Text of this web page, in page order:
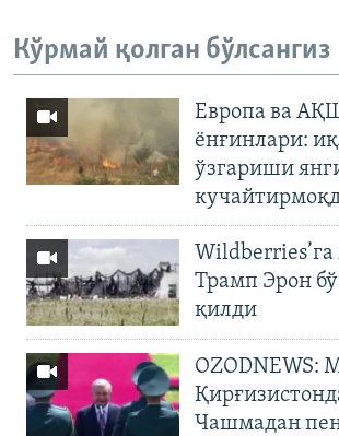
Кўрмай қолган бўлсангиз
Европа ва
ёнғинлари:
ўзгариши
Wildberries’га
Трамп Эрон
қилди
OZODNEWS:
Чашмадан